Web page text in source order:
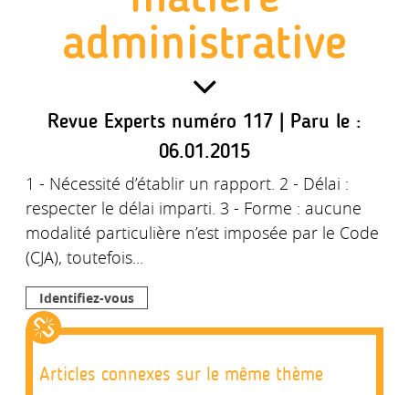
administrative
Revue Experts numéro 117 | Paru le :
06.01.2015
1 - Nécessité d’établir un rapport. 2 - Délai :
respecter le délai imparti. 3 - Forme : aucune
modalité particulière n’est imposée par le Code
(CJA), toutefois...
Identifiez-vous
Articles connexes sur le même thème